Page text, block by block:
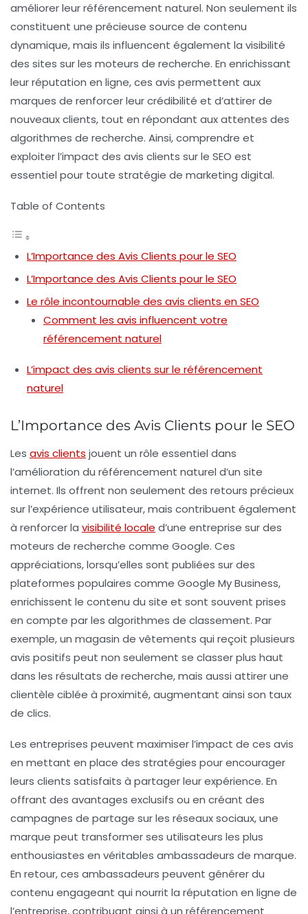
améliorer leurréférencement naturel. Non seulement ils
constituent une précieuse source de contenu
dynamique, mais ils influencent également la visibilité
des sites sur les moteurs de recherche. En enrichissant
leur réputation en ligne, ces avis permettent aux
marques de renforcer leurcrédibilité et d’attirer de
nouveaux clients, tout en répondant aux attentes des
algorithmes de recherche. Ainsi, comprendre et
exploiter l’impact des avis clients sur le SEO est
essentiel pour toute stratégie de marketing digital.
Table of Contents
L’Importance des Avis Clients pour le SEO
L’Importance des Avis Clients pour le SEO
Le rôle incontournable des avis clients en SEO
Comment les avis influencent votre
référencement naturel
L’impact des avis clients sur le référencement
naturel
L’Importance des Avis Clients pour le SEO
Les avis clients jouent un rôle essentiel dans
l’amélioration du référencement naturel d’un site
internet. Ils offrent non seulement des retours précieux
sur l’expérience utilisateur, mais contribuent également
à renforcer la visibilité locale d’une entreprise sur des
moteurs de recherche comme Google. Ces
appréciations, lorsqu’elles sont publiées sur des
plateformes populaires comme Google My Business,
enrichissent le contenu du site et sont souvent prises
en compte par les algorithmes de classement. Par
exemple, un magasin de vêtements qui reçoit plusieurs
avis positifs peut non seulement se classer plus haut
dans les résultats de recherche, mais aussi attirer une
clientèle ciblée à proximité, augmentant ainsi son taux
de clics.
Les entreprises peuvent maximiser l’impact de ces avis
en mettant en place des stratégies pour encourager
leurs clients satisfaits à partager leur expérience. En
offrant des avantages exclusifs ou en créant des
campagnes de partage sur les réseaux sociaux, une
marque peut transformer ses utilisateurs les plus
enthousiastes en véritables ambassadeurs de marque.
En retour, ces ambassadeurs peuvent générer du
contenu engageant qui nourrit la réputation en ligne de
l’entreprise, contribuant ainsi à un référencement